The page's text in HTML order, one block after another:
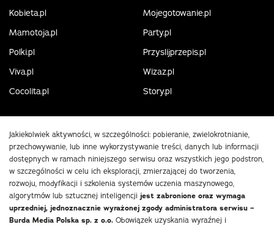
Kobieta.pl
Mojegotowanie.pl
Mamotoja.pl
Party.pl
Polki.pl
Przyslijprzepis.pl
Viva.pl
Wizaz.pl
Cocolita.pl
Story.pl
Jakiekolwiek aktywności, w szczególności: pobieranie, zwielokrotnianie,
przechowywanie, lub inne wykorzystywanie treści, danych lub informacji
dostępnych w ramach niniejszego serwisu oraz wszystkich jego podstron,
w szczególności w celu ich eksploracji, zmierzającej do tworzenia,
rozwoju, modyfikacji i szkolenia systemów uczenia maszynowego,
algorytmów lub sztucznej inteligencji jest zabronione oraz wymaga
uprzedniej, jednoznacznie wyrażonej zgody administratora serwisu –
Burda Media Polska sp. z o.o. Obowiązek uzyskania wyraźnej i